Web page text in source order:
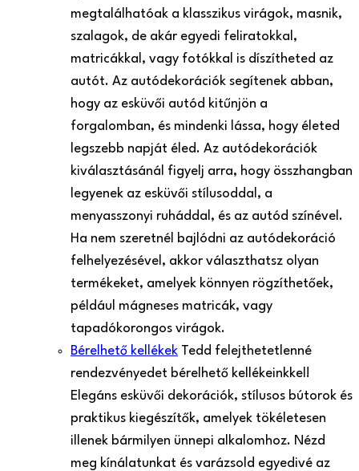
megtalálhatóak a klasszikus virágok, masnik,
szalagok, de akár egyedi feliratokkal,
matricákkal, vagy fotókkal is díszítheted az
autót. Az autódekorációk segítenek abban,
hogy az esküvői autód kitűnjön a
forgalomban, és mindenki lássa, hogy életed
legszebb napját éled. Az autódekorációk
kiválasztásánál figyelj arra, hogy összhangban
legyenek az esküvői stílusoddal, a
menyasszonyi ruháddal, és az autód színével.
Ha nem szeretnél bajlódni az autódekoráció
felhelyezésével, akkor választhatsz olyan
termékeket, amelyek könnyen rögzíthetőek,
például mágneses matricák, vagy
tapadókorongos virágok.
Bérelhető kellékek Tedd felejthetetlenné
rendezvényedet bérelhető kellékeinkkel!
Elegáns esküvői dekorációk, stílusos bútorok és
praktikus kiegészítők, amelyek tökéletesen
illenek bármilyen ünnepi alkalomhoz. Nézd
meg kínálatunkat és varázsold egyedivé az